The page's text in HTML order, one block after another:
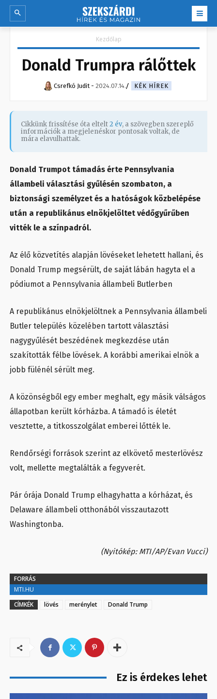
Kezdőlap
Donald Trumpra rálőttek
Csrefkó Judit - 2024.07.14. KÉK HÍREK
Cikkünk frissítése óta eltelt2 év, a szövegben szereplő
információk a megjelenéskor pontosak voltak, de
mára elavulhattak.
Donald Trumpot támadás érte Pennsylvania
állambeli választási gyűlésén szombaton, a
biztonsági személyzet és a hatóságok közbelépése
után a republikánus elnökjelöltet védőgyűrűben
vitték le a színpadról.
Az élő közvetítés alapján lövéseket lehetett hallani, és
Donald Trump megsérült, de saját lábán hagyta el a
pódiumot a Pennsylvania állambeli Butlerben
A republikánus elnökjelöltnek a Pennsylvania állambeli
Butler település közelében tartott választási
nagygyűlését beszédének megkezdése után
szakították félbe lövések. A korábbi amerikai elnök a
jobb fülénél sérült meg.
A közönségből egy ember meghalt, egy másik válságos
állapotban került kórházba. A támadó is életét
vesztette, a titkosszolgálat emberei lőtték le.
Rendőrségi források szerint az elkövető mesterlövész
volt, mellette megtalálták a fegyverét.
Pár órája Donald Trump elhagyhatta a kórházat, és
Delaware állambeli otthonából visszautazott
Washingtonba.
(Nyitókép: MTI/AP/Evan Vucci)
FORRÁS
MTI.HU
CÍMKÉK
lövés merénylet Donald Trump
Ez is érdekes lehet